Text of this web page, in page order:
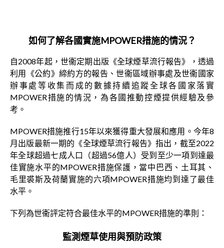
如何了解各國實施MPOWER措施的情況？
自2008年起，世衞定期出版《全球煙草流行報告》，透過
利用《公約》締約方的報告、世衞區域辦事處及世衞國家
辦事處等收集而成的數據持續追蹤全球各國家落實
MPOWER措施的情況，為各國推動控煙提供經驗及參
考。
MPOWER措施推行15年以來獲得重大發展和應用。今年8
月出版最新一期的《全球煙草流行報告》指出，截至2022
年全球超過七成人口（超過56億人）受到至少一項到達最
佳實施水平的MPOWER措施保護，當中巴西、土耳其、
毛里裘斯及荷蘭實施的六項MPOWER措施均到達了最佳
水平。
下列為世衞評定符合最佳水平的MPOWER措施的準則：
監測煙草使用與預防政策